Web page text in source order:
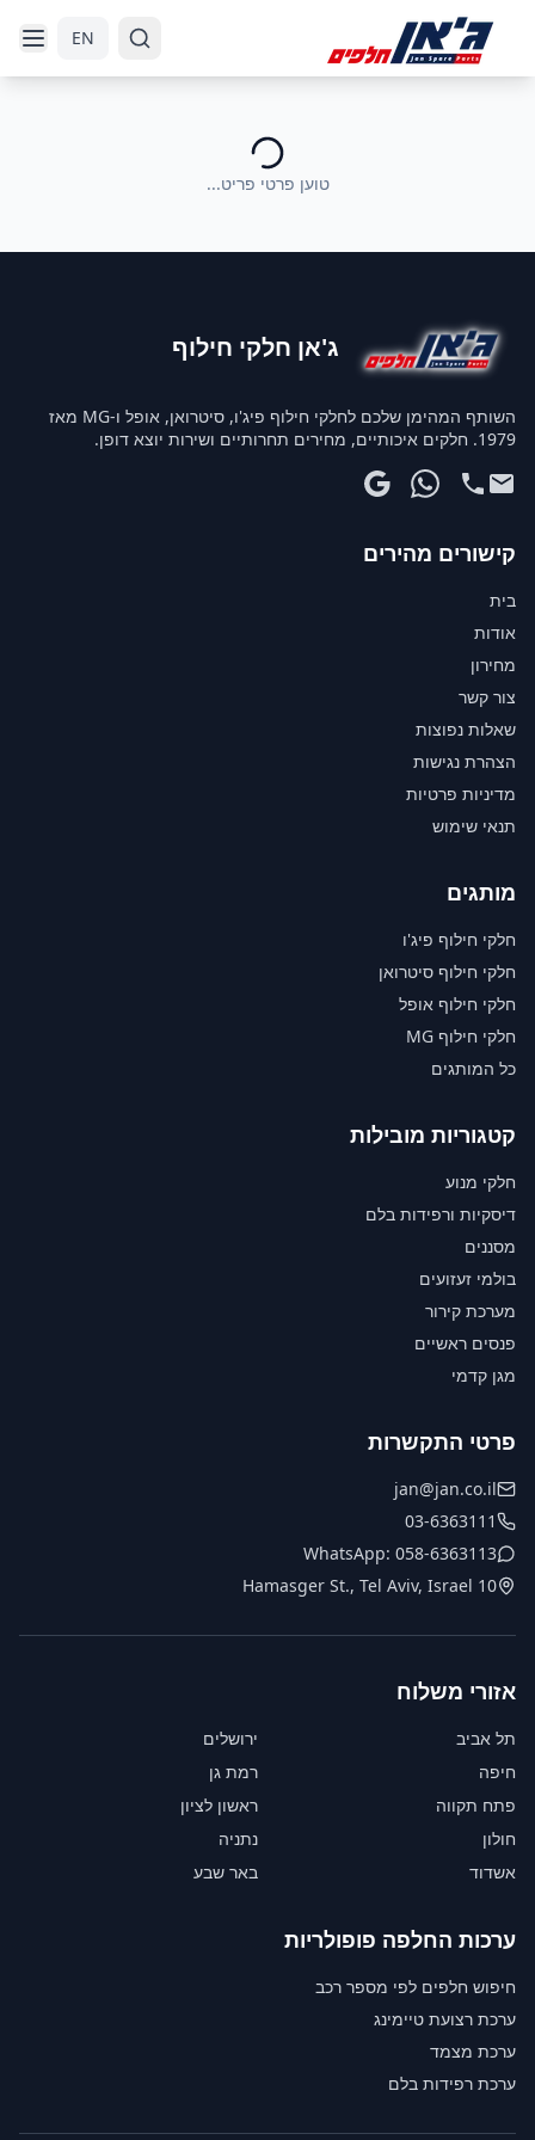
EN
טוען פרטי פריט...
ג'אן חלקי חילוף
השותף המהימן שלכם לחלקי חילוף פיג'ו, סיטרואן, אופל ו-MG מאז
1979. חלקים איכותיים, מחירים תחרותיים ושירות יוצא דופן.
קישורים מהירים
בית
אודות
מחירון
צור קשר
שאלות נפוצות
הצהרת נגישות
מדיניות פרטיות
תנאי שימוש
מותגים
חלקי חילוף פיג'ו
חלקי חילוף סיטרואן
חלקי חילוף אופל
חלקי חילוף MG
כל המותגים
קטגוריות מובילות
חלקי מנוע
דיסקיות ורפידות בלם
מסננים
בולמי זעזועים
מערכת קירור
פנסים ראשיים
מגן קדמי
פרטי התקשרות
jan@jan.co.il
03-6363111
WhatsApp: 058-6363113
10 Hamasger St., Tel Aviv, Israel
אזורי משלוח
תל אביב
ירושלים
חיפה
רמת גן
פתח תקווה
ראשון לציון
חולון
נתניה
אשדוד
באר שבע
ערכות החלפה פופולריות
חיפוש חלפים לפי מספר רכב
ערכת רצועת טיימינג
ערכת מצמד
ערכת רפידות בלם